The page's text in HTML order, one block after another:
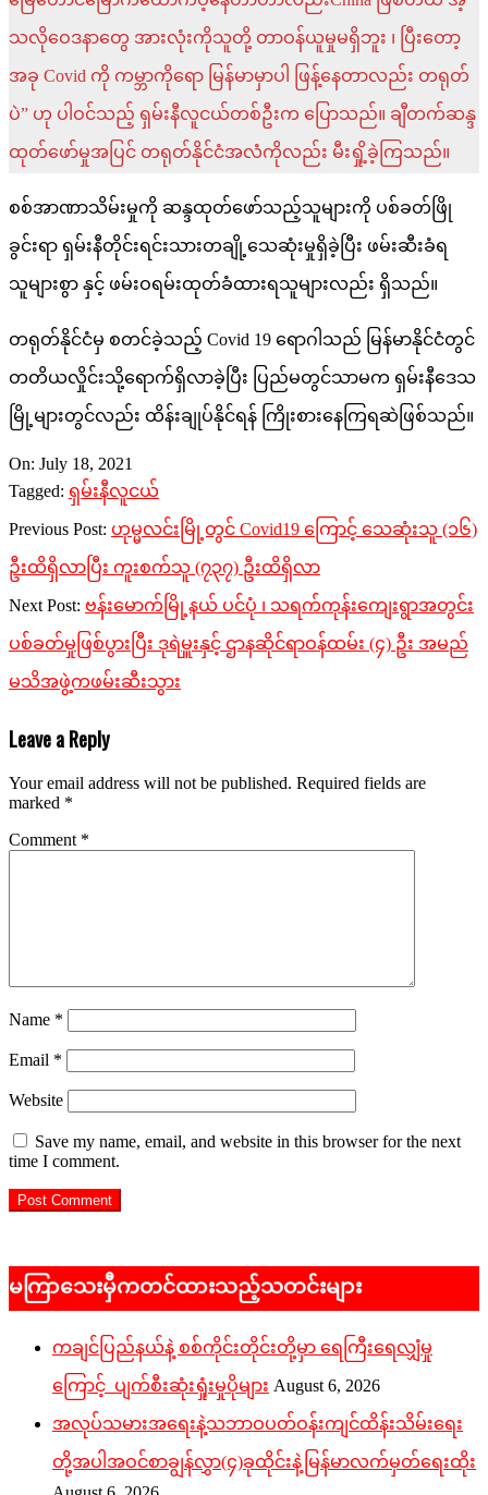
သလိုဝေဒနာတွေ အားလုံးကိုသူတို့ တာဝန်ယူမှုမရှိဘူး ၊ ပြီးတော့
အခု Covid ကို ကမ္ဘာကိုရော မြန်မာမှာပါ ဖြန့်နေတာလည်း တရုတ်
ပဲ” ဟု ပါဝင်သည့် ရှမ်းနီလူငယ်တစ်ဦးက ပြောသည်။ ချီတက်ဆန္ဒ
ထုတ်ဖော်မှုအပြင် တရုတ်နိုင်ငံအလံကိုလည်း မီးရှို့ခဲ့ကြသည်။
စစ်အာဏာသိမ်းမှုကို ဆန္ဒထုတ်ဖော်သည့်သူများကို ပစ်ခတ်ဖြို
ခွင်းရာ ရှမ်းနီတိုင်းရင်းသားတချို့သေဆုံးမှုရှိခဲ့ပြီး ဖမ်းဆီးခံရ
သူများစွာ နှင့် ဖမ်းဝရမ်းထုတ်ခံထားရသူများလည်း ရှိသည်။
တရုတ်နိုင်ငံမှ စတင်ခဲ့သည့် Covid 19 ရောဂါသည် မြန်မာနိုင်ငံတွင်
တတိယလှိုင်းသို့ရောက်ရှိလာခဲ့ပြီး ပြည်မတွင်သာမက ရှမ်းနီဒေသ
မြို့များတွင်လည်း ထိန်းချုပ်နိုင်ရန် ကြိုးစားနေကြရဆဲဖြစ်သည်။
2021-
07-
18
On: July 18, 2021
Tagged: ရှမ်းနီလူငယ်
Previous Post: ဟုမ္မလင်းမြို့တွင် Covid19 ကြောင့် သေဆုံးသူ (၁၆)
ဦးထိရှိလာပြီး ကူးစက်သူ (၇၃၇) ဦးထိရှိလာ
Next Post: ဗန်းမောက်မြို့နယ် ပင်ပုံ ၊ သရက်ကုန်းကျေးရွာအတွင်း
ပစ်ခတ်မှုဖြစ်ပွားပြီး ဒုရဲမှူးနှင့် ဌာနဆိုင်ရာဝန်ထမ်း (၄) ဦး အမည်
မသိအဖွဲ့ကဖမ်းဆီးသွား
Leave a Reply
Your email address will not be published. Required fields are
marked *
Comment *
Name *
Email *
Website
Save my name, email, and website in this browser for the next
time I comment.
မကြာသေးမှီကတင်ထားသည့်သတင်းများ
ကချင်ပြည်နယ်နဲ့ စစ်ကိုင်းတိုင်းတို့မှာ ရေကြီးရေလျှံမှု
ကြောင့် ပျက်စီးဆုံးရှုံးမှုပိုများ August 6, 2026
အလုပ်သမားအရေးနဲ့သဘာဝပတ်ဝန်းကျင်ထိန်းသိမ်းရေး
တို့အပါအဝင်စာချွန်လွှာ(၄)ခုထိုင်းနဲ့မြန်မာလက်မှတ်ရေးထိုး